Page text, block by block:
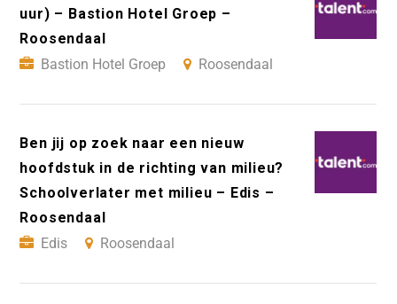
uur) – Bastion Hotel Groep –
Roosendaal
Bastion Hotel Groep
Roosendaal
Ben jij op zoek naar een nieuw
hoofdstuk in de richting van milieu?
Schoolverlater met milieu – Edis –
Roosendaal
Edis
Roosendaal